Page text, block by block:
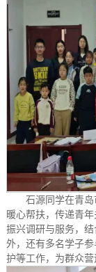
石源同学在青
暖心帮扶，传递青
振兴调研与服务，
外，还有多名学子
护等工作，为群众营